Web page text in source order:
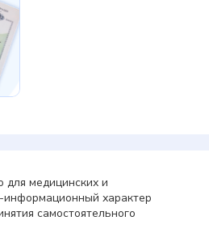
медицинских и
информационный характер
самостоятельного